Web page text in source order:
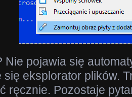
Nie pojawia się
się eksplorator plików.
ręcznie. Pozostaje